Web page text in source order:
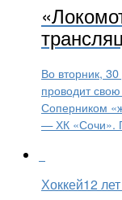
Во вторник,
проводит
Соперником
— ХК «Сочи».
Хоккей12